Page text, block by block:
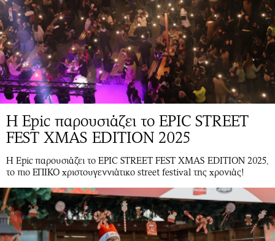
H Epic παρουσιάζει το EPIC STREET
FEST XMAS EDITION 2025
H Epic παρουσιάζει το EPIC STREET FEST XMAS EDITION 2025,
το πιο ΕΠΙΚΟ χριστουγεννιάτικο street festival της χρονιάς!